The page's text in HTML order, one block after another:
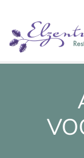
Overslaan
en